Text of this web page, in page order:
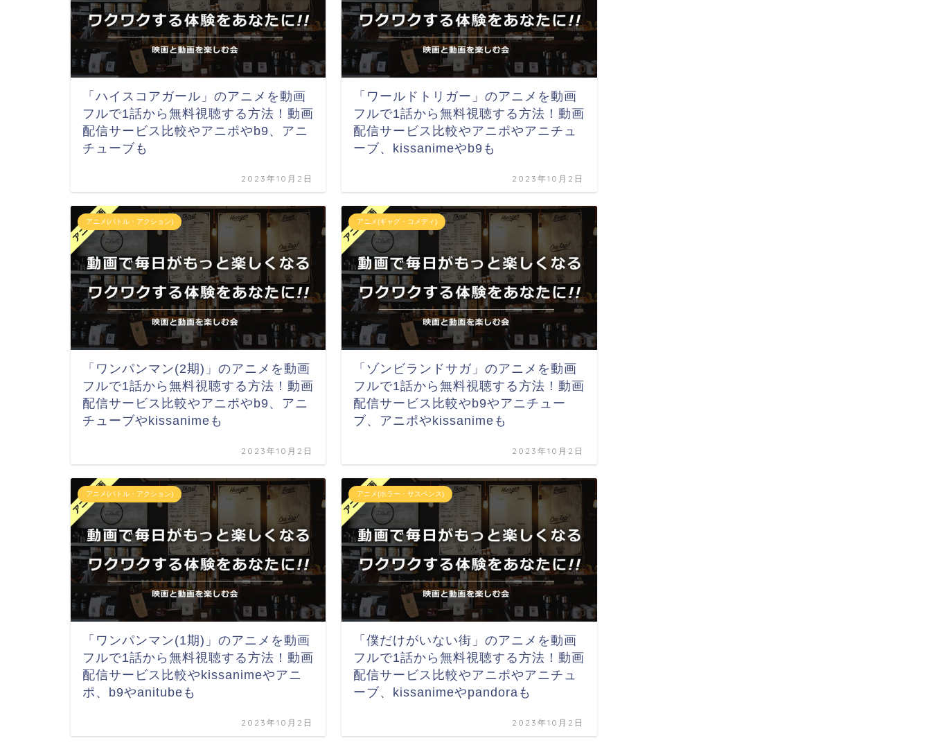
「ハイスコアガール」のアニメを動画
フルで1話から無料視聴する方法！動画
配信サービス比較やアニポやb9、アニ
チューブも
2023年10月2日
「ワールドトリガー」のアニメを動画
フルで1話から無料視聴する方法！動画
配信サービス比較やアニポやアニチュ
ーブ、kissanimeやb9も
2023年10月2日
アニメ(バトル・アクション)
「ワンパンマン(2期)」のアニメを動画
フルで1話から無料視聴する方法！動画
配信サービス比較やアニポやb9、アニ
チューブやkissanimeも
2023年10月2日
アニメ(ギャグ・コメディ)
「ゾンビランドサガ」のアニメを動画
フルで1話から無料視聴する方法！動画
配信サービス比較やb9やアニチュー
ブ、アニポやkissanimeも
2023年10月2日
アニメ(バトル・アクション)
「ワンパンマン(1期)」のアニメを動画
フルで1話から無料視聴する方法！動画
配信サービス比較やkissanimeやアニ
ポ、b9やanitubeも
2023年10月2日
アニメ(ホラー・サスペンス)
「僕だけがいない街」のアニメを動画
フルで1話から無料視聴する方法！動画
配信サービス比較やアニポやアニチュ
ーブ、kissanimeやpandoraも
2023年10月2日